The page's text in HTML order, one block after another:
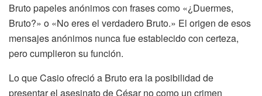
Bruto papeles anónimos con frases como «¿Duermes,
Bruto?» o «No eres el verdadero Bruto.» El origen de esos
mensajes anónimos nunca fue establecido con certeza,
pero cumplieron su función.
Lo que Casio ofreció a Bruto era la posibilidad de
presentar el asesinato de César no como un crimen